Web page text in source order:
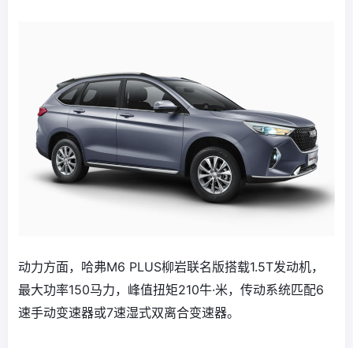
动力方面，哈弗M6 PLUS柳岩联名版搭载1.5T发动机，
最大功率150马力，峰值扭矩210牛·米，传动系统匹配6
速手动变速器或7速湿式双离合变速器。